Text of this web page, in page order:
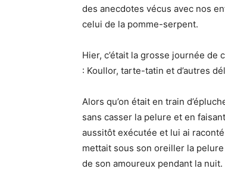
des anecdotes vécus avec nos
celui de la pomme-serpent.
Hier, c’était la grosse journée
: Koullor, tarte-tatin et d’autres
Alors qu’on était en train
sans casser la pelure et en
aussitôt exécutée et lui ai
mettait sous son oreiller la
de son amoureux pendant la nuit.